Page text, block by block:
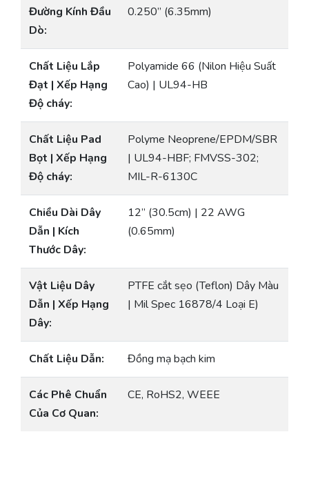
Đường Kính Đầu
Dò:
0.250” (6.35mm)
Chất Liệu Lắp
Đạt | Xếp Hạng
Độ cháy:
Polyamide 66 (Nilon Hiệu Suất
Cao) | UL94-HB
Chất Liệu Pad
Bọt | Xếp Hạng
Độ cháy:
Polyme Neoprene/EPDM/SBR
| UL94-HBF; FMVSS-302;
MIL-R-6130C
Chiều Dài Dây
Dẫn | Kích
Thước Dây:
12” (30.5cm) | 22 AWG
(0.65mm)
Vật Liệu Dây
Dẫn | Xếp Hạng
Dây:
PTFE cắt sẹo (Teflon) Dây Màu
| Mil Spec 16878/4 Loại E)
Chất Liệu Dẫn: Đồng mạ bạch kim
Các Phê Chuẩn
Của Cơ Quan:
CE, RoHS2, WEEE